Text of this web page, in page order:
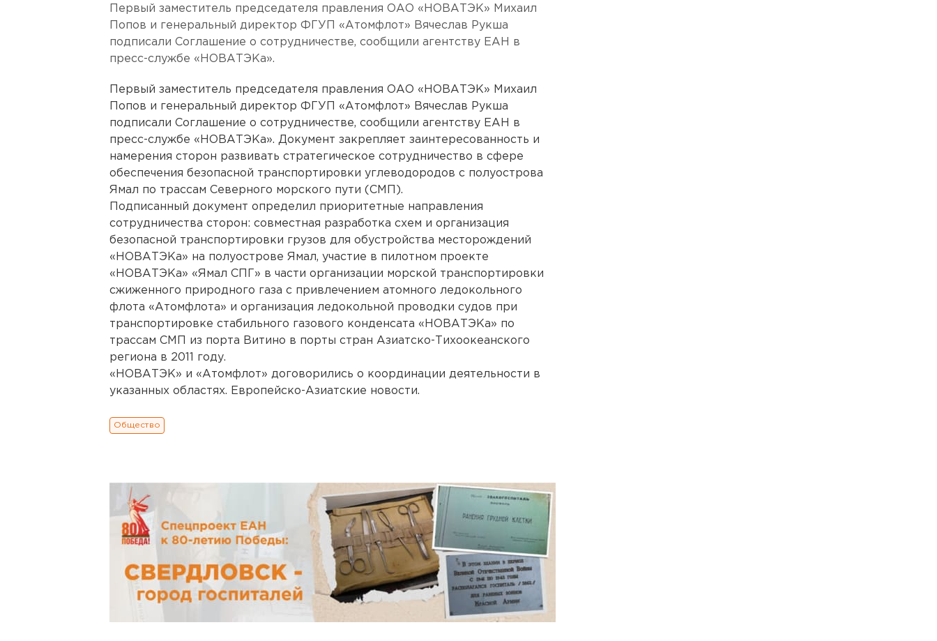
Первый заместитель председателя правления ОАО «НОВАТЭК» Михаил
Попов и генеральный директор ФГУП «Атомфлот» Вячеслав Рукша
подписали Соглашение о сотрудничестве, сообщили агентству ЕАН в
пресс-службе «НОВАТЭКа».
Первый заместитель председателя правления ОАО «НОВАТЭК» Михаил
Попов и генеральный директор ФГУП «Атомфлот» Вячеслав Рукша
подписали Соглашение о сотрудничестве, сообщили агентству ЕАН в
пресс-службе «НОВАТЭКа». Документ закрепляет заинтересованность и
намерения сторон развивать стратегическое сотрудничество в сфере
обеспечения безопасной транспортировки углеводородов с полуострова
Ямал по трассам Северного морского пути (СМП).
Подписанный документ определил приоритетные направления
сотрудничества сторон: совместная разработка схем и организация
безопасной транспортировки грузов для обустройства месторождений
«НОВАТЭКа» на полуострове Ямал, участие в пилотном проекте
«НОВАТЭКа» «Ямал СПГ» в части организации морской транспортировки
сжиженного природного газа с привлечением атомного ледокольного
флота «Атомфлота» и организация ледокольной проводки судов при
транспортировке стабильного газового конденсата «НОВАТЭКа» по
трассам СМП из порта Витино в порты стран Азиатско-Тихоокеанского
региона в 2011 году.
«НОВАТЭК» и «Атомфлот» договорились о координации деятельности в
указанных областях. Европейско-Азиатские новости.
Общество